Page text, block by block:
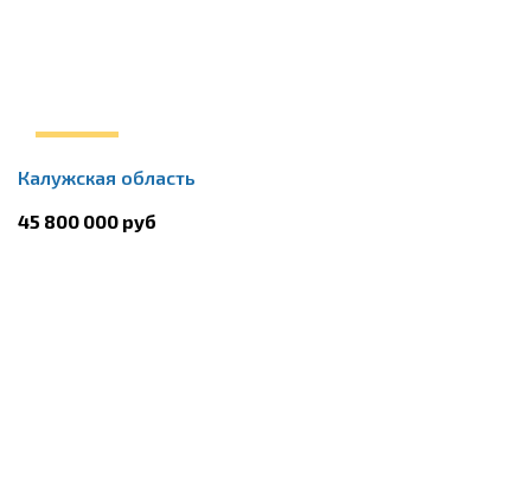
Калужская область
45 800 000 руб